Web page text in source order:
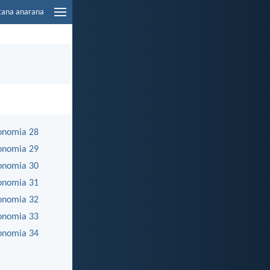
anarana
28
29
30
31
32
33
34